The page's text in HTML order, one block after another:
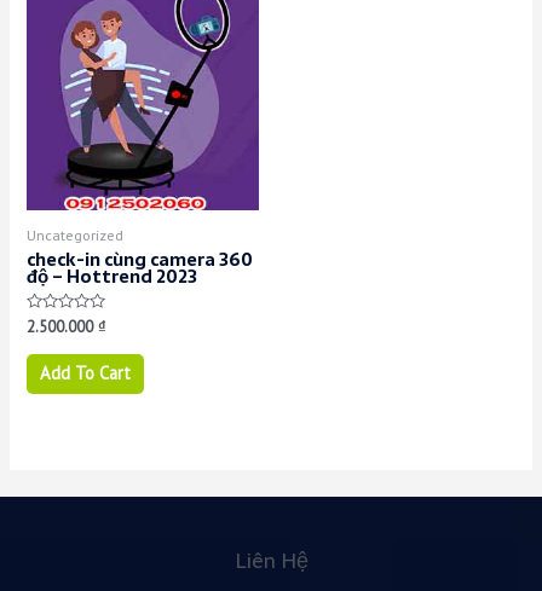
Uncategorized
check-in cùng camera 360
độ – Hottrend 2023
Rated
out
2.500.000₫
Add To Cart
Liên Hệ